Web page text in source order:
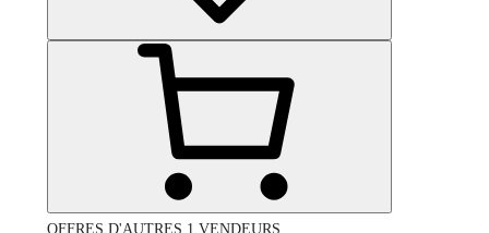
OFFRES D'AUTRES 1 VENDEURS